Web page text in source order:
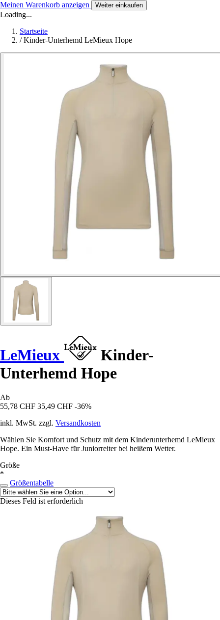
Meinen Warenkorb anzeigen Weiter einkaufen
Loading...
Startseite
/ Kinder-Unterhemd LeMieux Hope
LeMieux
Kinder-
Unterhemd Hope
Ab
55,78 CHF 35,49 CHF -36%
inkl. MwSt. zzgl. Versandkosten
Wählen Sie Komfort und Schutz mit dem Kinderunterhemd LeMieux
Hope. Ein Must-Have für Juniorreiter bei heißem Wetter.
Größe
*
Größentabelle
Dieses Feld ist erforderlich